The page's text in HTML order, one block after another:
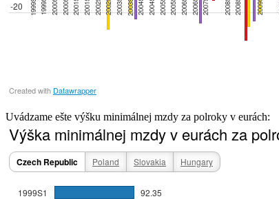
Uvádzame ešte výšku minimálnej mzdy za polroky v eurách: